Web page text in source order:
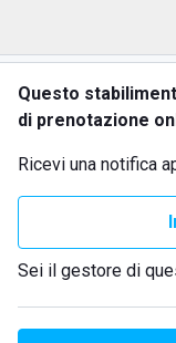
Questo
di prenotazione
Ricevi una notifica
Sei il gestore di